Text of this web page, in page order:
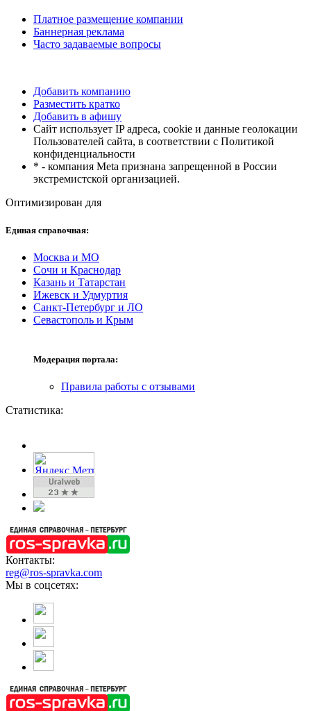
Платное размещение компании
Баннерная реклама
Часто задаваемые вопросы
Добавить компанию
Разместить кратко
Добавить в афишу
Сайт использует IP адреса, cookie и данные геолокации
Пользователей сайта, в соответствии с Политикой
конфиденциальности
* - компания Meta признана запрещенной в России
экстремистской организацией.
Оптимизирован для
Единая справочная:
Москва и МО
Сочи и Краснодар
Казань и Татарстан
Ижевск и Удмуртия
Санкт-Петербург и ЛО
Севастополь и Крым
Модерация портала:
Правила работы с отзывами
Статистика:
Контакты:
reg@ros-spravka.com
Мы в соцсетях: